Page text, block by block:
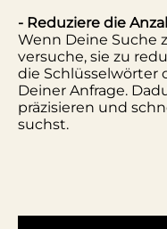
- Reduziere die
Wenn Deine Suche
versuche, sie zu
die Schlüsselwörter
Deiner Anfrage.
präzisieren und
suchst.